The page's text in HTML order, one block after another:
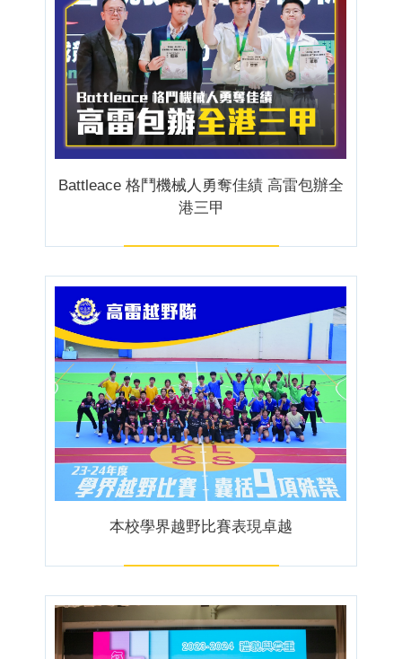
Battleace 格鬥機械人勇奪佳績 高雷包辦全
港三甲
本校學界越野比賽表現卓越